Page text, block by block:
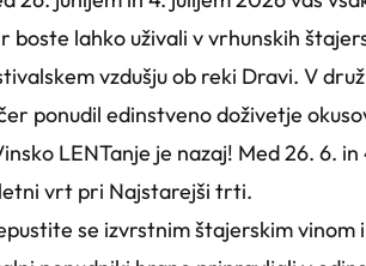
boste lahko uživali v vrhunskih
vzdušju ob reki Dravi. V
ponudil edinstveno doživetje
LENTanje je nazaj! Med 26. 6.
vrt pri Najstarejši trti.
se izvrstnim štajerskim